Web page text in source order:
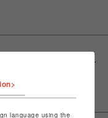
(miffy) 】6061 B185ホワイ
language using the